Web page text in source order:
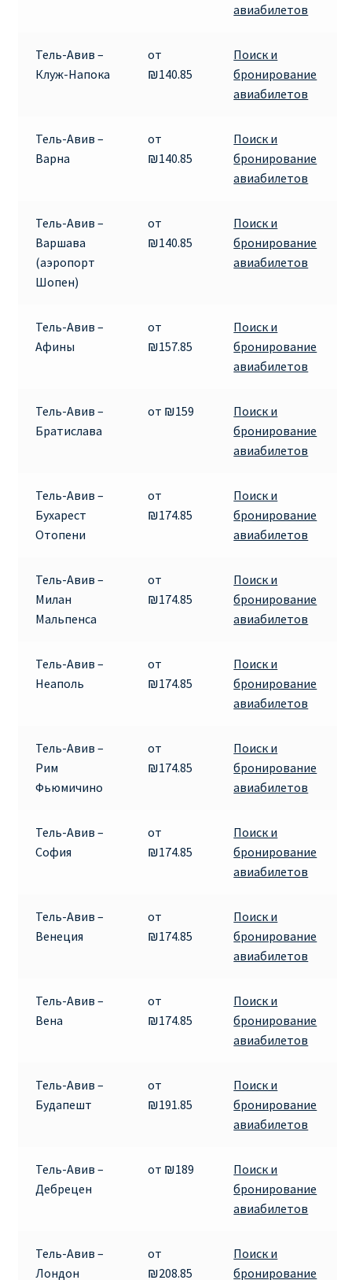
RYANAIR УКРАИНА | АВИАБИЛЕТЫ ОТ €15
RYANAIR.COM НА РУССКОМ – кнфтфшкюсщь
Авиабилеты Ryanair на Тенерифе от €15
АВИАБИЛЕТЫ RYANAIR ОТ € 12
АВИАБИЛЕТЫ ВИЛЬНЮС БАРСЕЛОНА
АВИАБИЛЕТЫ ХЕЛЬСИНКИ МИЛАН
Акции RYANAIR из Вильнюса
Акции RYANAIR из Каунаса
Аликанте
Барселона
БИЛЕТЫ RYANAIR | ПОИСК ЛУЧШЕЙ ЦЕНЫ |
БРОНИРОВАНИЕ
ДЕШЕВЫЕ АВИАБИЛЕТЫ В БАРСЕЛОНУ
ДЕШЕВЫЕ АВИАБИЛЕТЫ В БУХАРЕСТ
ДЕШЕВЫЕ АВИАБИЛЕТЫ В ВЕНУ
ДЕШЕВЫЕ АВИАБИЛЕТЫ В МИЛАН
ДЕШЕВЫЕ АВИАБИЛЕТЫ НА КИПР
ВЫБОР И БРОНИРОВАНИЯ МЕСТ В RYANAIR
ИЗМЕНЕНИЕ БРОНИРОВАНИЯ
авиабилетов
Тель-Авив –
Клуж-Напока
от
₪140.85
Поиск и
бронирование
авиабилетов
Тель-Авив –
Варна
от
₪140.85
Поиск и
бронирование
авиабилетов
Тель-Авив –
Варшава
(аэропорт
Шопен)
от
₪140.85
Поиск и
бронирование
авиабилетов
Тель-Авив –
Афины
от
₪157.85
Поиск и
бронирование
авиабилетов
Тель-Авив –
Братислава
от ₪159
Поиск и
бронирование
авиабилетов
Тель-Авив –
Бухарест
Отопени
от
₪174.85
Поиск и
бронирование
авиабилетов
Тель-Авив –
Милан
Мальпенса
от
₪174.85
Поиск и
бронирование
авиабилетов
Тель-Авив –
Неаполь
от
₪174.85
Поиск и
бронирование
авиабилетов
Тель-Авив –
Рим
Фьюмичино
от
₪174.85
Поиск и
бронирование
авиабилетов
Тель-Авив –
София
от
₪174.85
Поиск и
бронирование
авиабилетов
Тель-Авив –
Венеция
от
₪174.85
Поиск и
бронирование
авиабилетов
Тель-Авив –
Вена
от
₪174.85
Поиск и
бронирование
авиабилетов
Тель-Авив –
Будапешт
от
₪191.85
Поиск и
бронирование
авиабилетов
Тель-Авив –
Дебрецен
от ₪189
Поиск и
бронирование
авиабилетов
Тель-Авив –
Лондон
от
₪208.85
Поиск и
бронирование